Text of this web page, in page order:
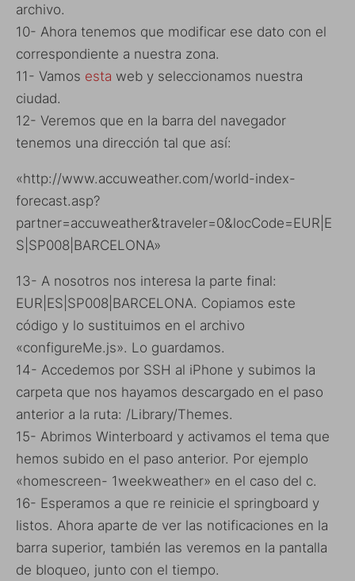
archivo.
10- Ahora tenemos que modificar ese dato con el
correspondiente a nuestra zona.
11- Vamos esta web y seleccionamos nuestra
ciudad.
12- Veremos que en la barra del navegador
tenemos una dirección tal que así:
«http://www.accuweather.com/world-index-
forecast.asp?
partner=accuweather&traveler=0&locCode=EUR|E
S|SP008|BARCELONA»
13- A nosotros nos interesa la parte final:
EUR|ES|SP008|BARCELONA. Copiamos este
código y lo sustituimos en el archivo
«configureMe.js». Lo guardamos.
14- Accedemos por SSH al iPhone y subimos la
carpeta que nos hayamos descargado en el paso
anterior a la ruta: /Library/Themes.
15- Abrimos Winterboard y activamos el tema que
hemos subido en el paso anterior. Por ejemplo
«homescreen- 1weekweather» en el caso del c.
16- Esperamos a que re reinicie el springboard y
listos. Ahora aparte de ver las notificaciones en la
barra superior, también las veremos en la pantalla
de bloqueo, junto con el tiempo.